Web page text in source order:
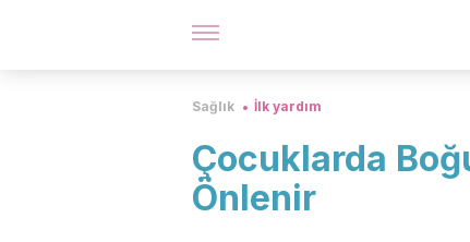
Sağlık İlk yardım
Çocuklarda
Önlenir